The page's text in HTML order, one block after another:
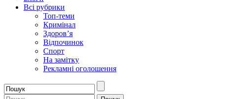
Всі рубрики
Топ-теми
Кримінал
Здоров’я
Відпочинок
Спорт
На замітку
Рекламні оголошення